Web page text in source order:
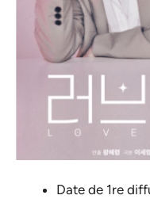
Date de 1re